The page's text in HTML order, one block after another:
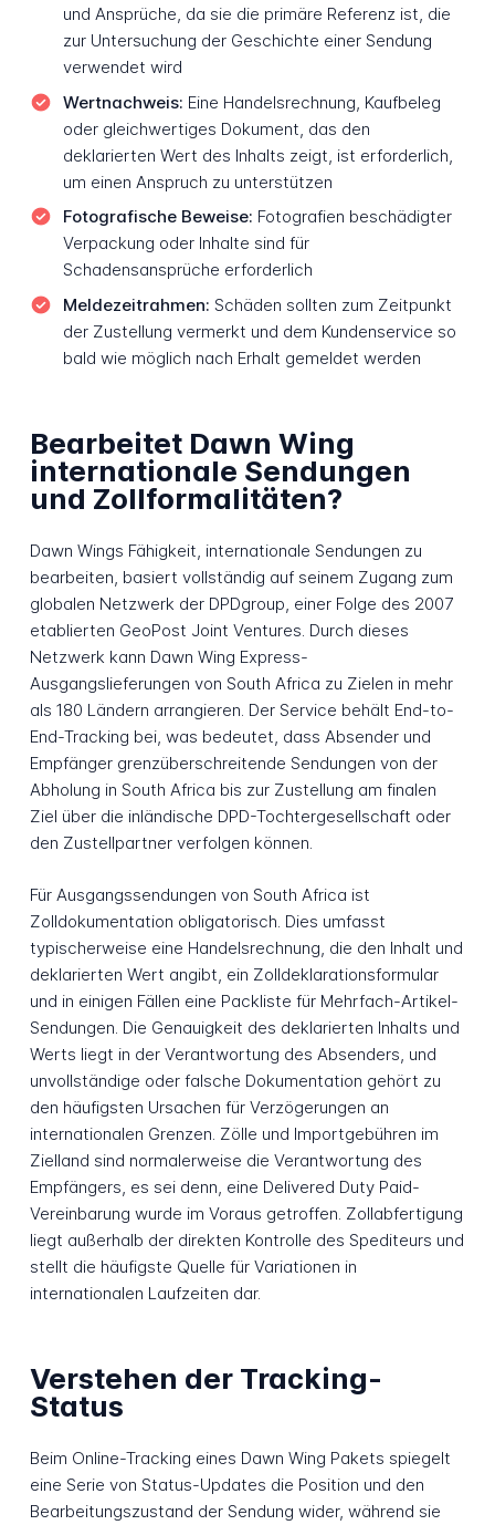
und Ansprüche, da sie die primäre Referenz ist, die
zur Untersuchung der Geschichte einer Sendung
verwendet wird
Wertnachweis: Eine Handelsrechnung, Kaufbeleg
oder gleichwertiges Dokument, das den
deklarierten Wert des Inhalts zeigt, ist erforderlich,
um einen Anspruch zu unterstützen
Fotografische Beweise: Fotografien beschädigter
Verpackung oder Inhalte sind für
Schadensansprüche erforderlich
Meldezeitrahmen: Schäden sollten zum Zeitpunkt
der Zustellung vermerkt und dem Kundenservice so
bald wie möglich nach Erhalt gemeldet werden
Bearbeitet Dawn Wing
internationale Sendungen
und Zollformalitäten?
Dawn Wings Fähigkeit, internationale Sendungen zu
bearbeiten, basiert vollständig auf seinem Zugang zum
globalen Netzwerk der DPDgroup, einer Folge des 2007
etablierten GeoPost Joint Ventures. Durch dieses
Netzwerk kann Dawn Wing Express-
Ausgangslieferungen von South Africa zu Zielen in mehr
als 180 Ländern arrangieren. Der Service behält End-to-
End-Tracking bei, was bedeutet, dass Absender und
Empfänger grenzüberschreitende Sendungen von der
Abholung in South Africa bis zur Zustellung am finalen
Ziel über die inländische DPD-Tochtergesellschaft oder
den Zustellpartner verfolgen können.
Für Ausgangssendungen von South Africa ist
Zolldokumentation obligatorisch. Dies umfasst
typischerweise eine Handelsrechnung, die den Inhalt und
deklarierten Wert angibt, ein Zolldeklarationsformular
und in einigen Fällen eine Packliste für Mehrfach-Artikel-
Sendungen. Die Genauigkeit des deklarierten Inhalts und
Werts liegt in der Verantwortung des Absenders, und
unvollständige oder falsche Dokumentation gehört zu
den häufigsten Ursachen für Verzögerungen an
internationalen Grenzen. Zölle und Importgebühren im
Zielland sind normalerweise die Verantwortung des
Empfängers, es sei denn, eine Delivered Duty Paid-
Vereinbarung wurde im Voraus getroffen. Zollabfertigung
liegt außerhalb der direkten Kontrolle des Spediteurs und
stellt die häufigste Quelle für Variationen in
internationalen Laufzeiten dar.
Verstehen der Tracking-
Status
Beim Online-Tracking eines Dawn Wing Pakets spiegelt
eine Serie von Status-Updates die Position und den
Bearbeitungszustand der Sendung wider, während sie